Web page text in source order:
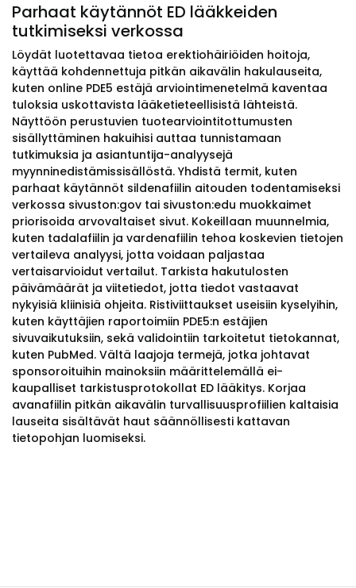
Parhaat käytännöt ED lääkkeiden
tutkimiseksi verkossa
Löydät luotettavaa tietoa erektiohäiriöiden hoitoja,
käyttää kohdennettuja pitkän aikavälin hakulauseita,
kuten online PDE5 estäjä arviointimenetelmä kaventaa
tuloksia uskottavista lääketieteellisistä lähteistä.
Näyttöön perustuvien tuotearviointitottumusten
sisällyttäminen hakuihisi auttaa tunnistamaan
tutkimuksia ja asiantuntija-analyysejä
myynninedistämissisällöstä. Yhdistä termit, kuten
parhaat käytännöt sildenafiilin aitouden todentamiseksi
verkossa sivuston:gov tai sivuston:edu muokkaimet
priorisoida arvovaltaiset sivut. Kokeillaan muunnelmia,
kuten tadalafiilin ja vardenafiilin tehoa koskevien tietojen
vertaileva analyysi, jotta voidaan paljastaa
vertaisarvioidut vertailut. Tarkista hakutulosten
päivämäärät ja viitetiedot, jotta tiedot vastaavat
nykyisiä kliinisiä ohjeita. Ristiviittaukset useisiin kyselyihin,
kuten käyttäjien raportoimiin PDE5:n estäjien
sivuvaikutuksiin, sekä validointiin tarkoitetut tietokannat,
kuten PubMed. Vältä laajoja termejä, jotka johtavat
sponsoroituihin mainoksiin määrittelemällä ei-
kaupalliset tarkistusprotokollat ED lääkitys. Korjaa
avanafiilin pitkän aikavälin turvallisuusprofiilien kaltaisia
lauseita sisältävät haut säännöllisesti kattavan
tietopohjan luomiseksi.